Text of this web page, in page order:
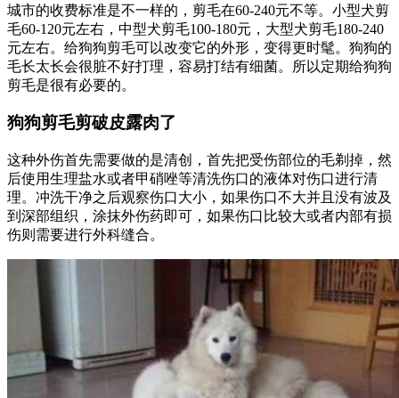
城市的收费标准是不一样的，剪毛在60-240元不等。小型犬剪
毛60-120元左右，中型犬剪毛100-180元，大型犬剪毛180-240
元左右。给狗狗剪毛可以改变它的外形，变得更时髦。狗狗的
毛长太长会很脏不好打理，容易打结有细菌。所以定期给狗狗
剪毛是很有必要的。
狗狗剪毛剪破皮露肉了
这种外伤首先需要做的是清创，首先把受伤部位的毛剃掉，然
后使用生理盐水或者甲硝唑等清洗伤口的液体对伤口进行清
理。冲洗干净之后观察伤口大小，如果伤口不大并且没有波及
到深部组织，涂抹外伤药即可，如果伤口比较大或者内部有损
伤则需要进行外科缝合。